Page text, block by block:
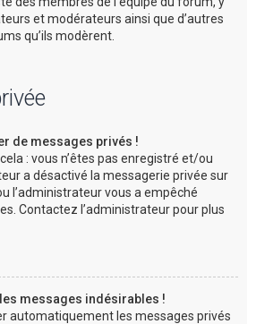
et modérateurs ainsi que d’autres
qu’ils modèrent.
de messages privés !
: vous n’êtes pas enregistré et/ou
a désactivé la messagerie privée sur
l’administrateur vous a empêché
Contactez l’administrateur pour plus
messages indésirables !
automatiquement les messages privés